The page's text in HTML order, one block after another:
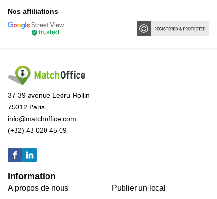
Nos affiliations
37-39 avenue Ledru-Rollin
75012 Paris
info@matchoffice.com
(+32) 48 020 45 09
Information
À propos de nous
Publier un local